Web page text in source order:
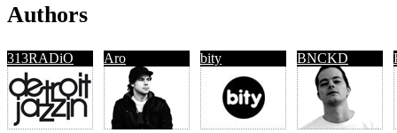
Authors
313RADiO Aro bity BNCKD